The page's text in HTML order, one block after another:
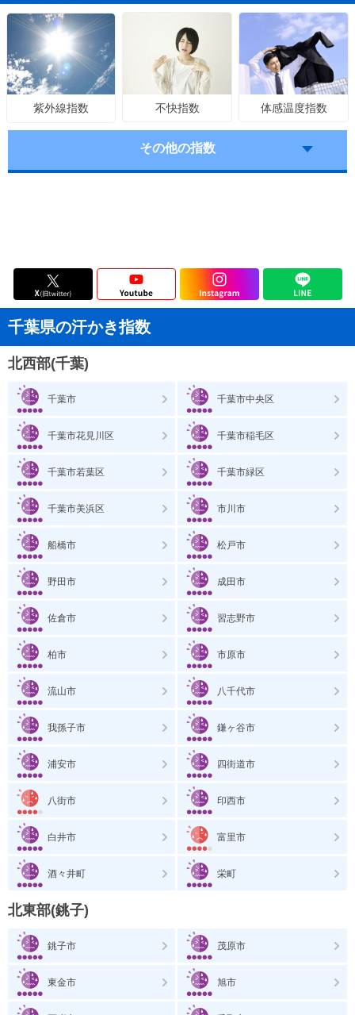
紫外線指数 不快指数 体感温度指数
その他の指数
千葉県の汗かき指数
北西部(千葉)
千葉市 千葉市中央区
千葉市花見川区 千葉市稲毛区
千葉市若葉区 千葉市緑区
千葉市美浜区 市川市
船橋市 松戸市
野田市 成田市
佐倉市 習志野市
柏市 市原市
流山市 八千代市
我孫子市 鎌ヶ谷市
浦安市 四街道市
八街市 印西市
白井市 富里市
酒々井町 栄町
北東部(銚子)
銚子市 茂原市
東金市 旭市